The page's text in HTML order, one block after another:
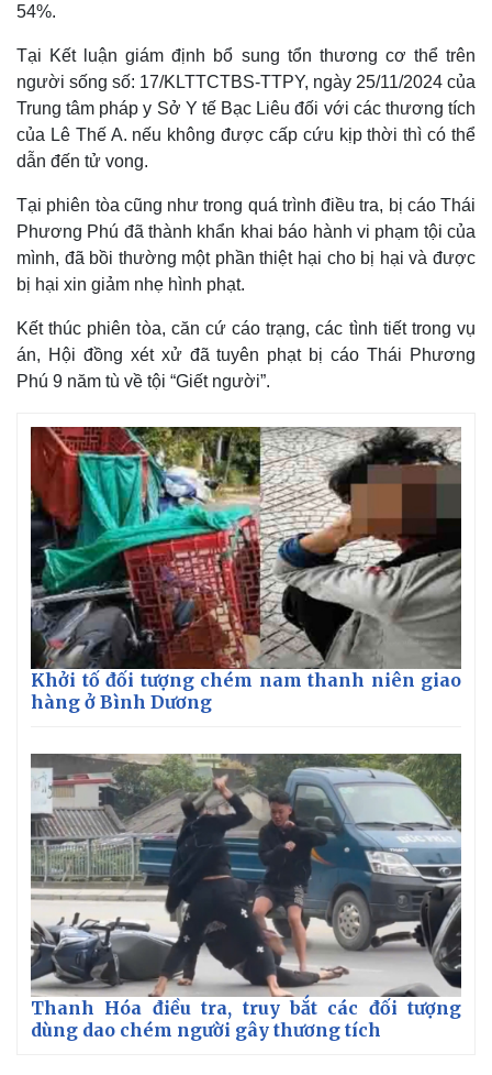
Thế giới
Quan sát
Cuộc sống đó đây
Hồ sơ
Video
Ảnh
E-Magazine
Infographic
54%.
Tại Kết luận giám định bổ sung tổn thương cơ thể trên
người sống số: 17/KLTTCTBS-TTPY, ngày 25/11/2024 của
Trung tâm pháp y Sở Y tế Bạc Liêu đối với các thương tích
của Lê Thế A. nếu không được cấp cứu kịp thời thì có thể
dẫn đến tử vong.
Tại phiên tòa cũng như trong quá trình điều tra, bị cáo Thái
Phương Phú đã thành khẩn khai báo hành vi phạm tội của
mình, đã bồi thường một phần thiệt hại cho bị hại và được
bị hại xin giảm nhẹ hình phạt.
Kết thúc phiên tòa, căn cứ cáo trạng, các tình tiết trong vụ
án, Hội đồng xét xử đã tuyên phạt bị cáo Thái Phương
Phú 9 năm tù về tội “Giết người”.
Khởi tố đối tượng chém nam thanh niên giao
hàng ở Bình Dương
Thanh Hóa điều tra, truy bắt các đối tượng
dùng dao chém người gây thương tích